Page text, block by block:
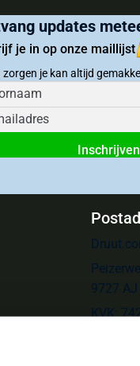
updates
je in op onze maillijst
zorgen je kan altijd
Inschrijven
9727 AJ
KVK: